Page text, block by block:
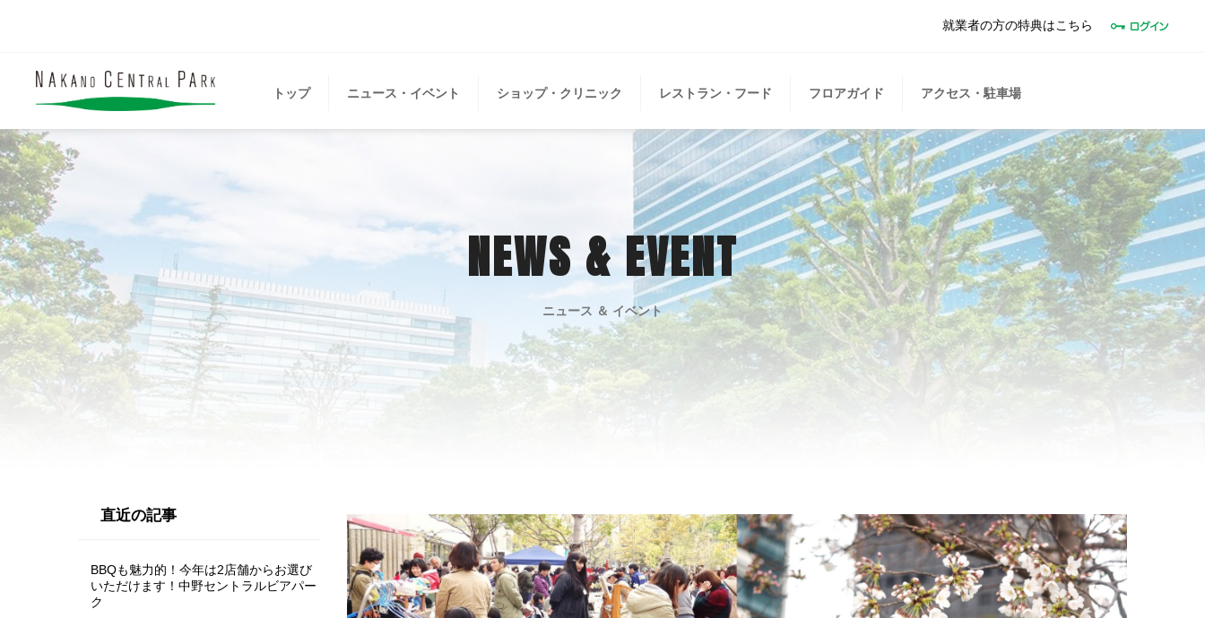
就業者の方の特典はこちら
トップ ニュース・イベント ショップ・クリニック レストラン・フード フロアガイド アクセス・駐車場
NEWS & EVENT
ニュース ＆ イベント
直近の記事
BBQも魅力的！今年は2店舗からお選び
いただけます！中野セントラルビアパー
ク